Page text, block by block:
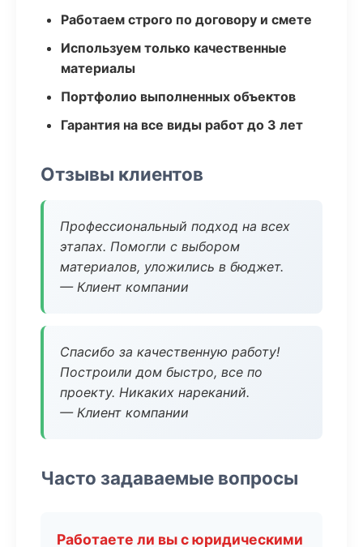
Работаем строго по договору и смете
Используем только качественные
материалы
Портфолио выполненных объектов
Гарантия на все виды работ до 3 лет
Отзывы клиентов
Профессиональный подход на всех
этапах. Помогли с выбором
материалов, уложились в бюджет.
— Клиент компании
Спасибо за качественную работу!
Построили дом быстро, все по
проекту. Никаких нареканий.
— Клиент компании
Часто задаваемые вопросы
Работаете ли вы с юридическими